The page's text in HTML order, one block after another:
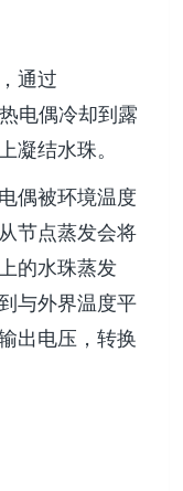
通过
电偶冷却到露
凝结水珠。
偶被环境温度
节点蒸发会将
的水珠蒸发
与外界温度平
出电压，转换